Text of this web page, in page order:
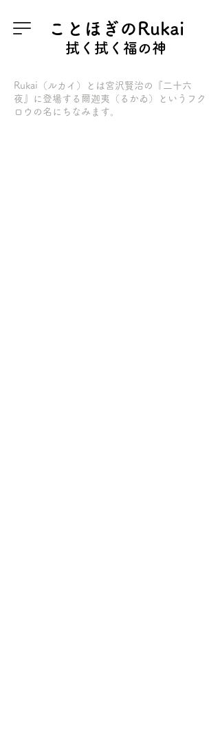
ことほぎのRukai
拭く拭く福の神
Rukai（ルカイ）とは 宮沢賢治の『二十六
夜』
に登場する爾迦夷（るかゐ）というフク
ロウの名にちなみます。